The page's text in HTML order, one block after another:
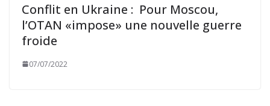
Conflit en Ukraine : Pour Moscou,
l’OTAN «impose» une nouvelle guerre
froide
07/07/2022